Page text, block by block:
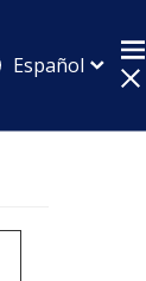
Español
Pусский